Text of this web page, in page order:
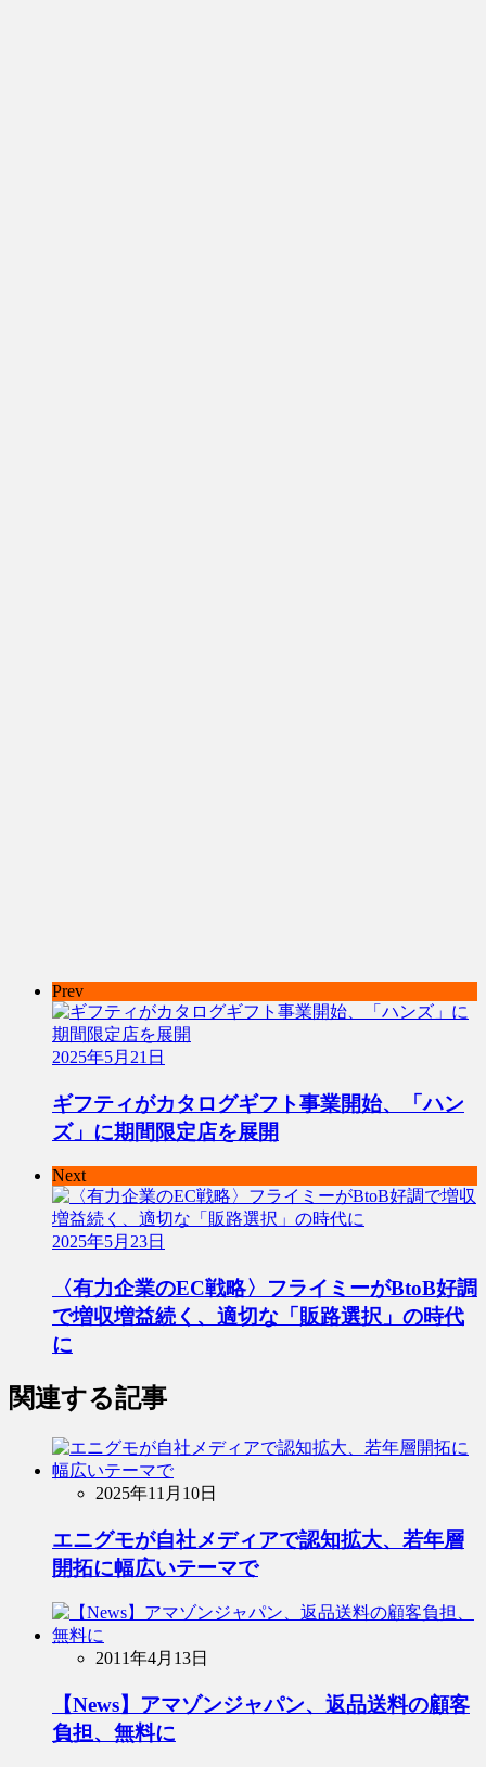
Prev
2025年5月21日
ギフティがカタログギフト事業開始、「ハン
ズ」に期間限定店を展開
Next
2025年5月23日
〈有力企業のEC戦略〉フライミーがBtoB好調
で増収増益続く、適切な「販路選択」の時代
に
関連する記事
2025年11月10日
エニグモが自社メディアで認知拡大、若年層
開拓に幅広いテーマで
2011年4月13日
【News】アマゾンジャパン、返品送料の顧客
負担、無料に